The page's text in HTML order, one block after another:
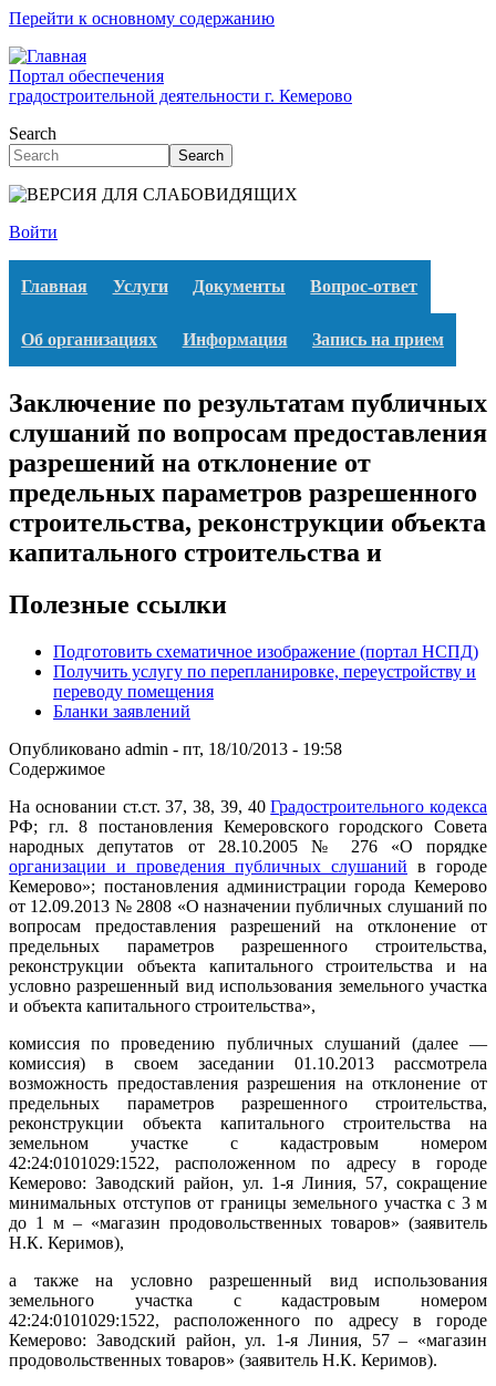
Перейти к основному содержанию
Портал обеспечения
градостроительной деятельности г. Кемерово
Search
Search
Войти
Главная Услуги Документы Вопрос-ответ
Об организациях Информация Запись на прием
Заключение по результатам публичных
слушаний по вопросам предоставления
разрешений на отклонение от
предельных параметров разрешенного
строительства, реконструкции объекта
капитального строительства и
Полезные ссылки
Подготовить схематичное изображение (портал НСПД)
Получить услугу по перепланировке, переустройству и
переводу помещения
Бланки заявлений
Опубликовано admin - пт, 18/10/2013 - 19:58
Содержимое
На основании ст.ст. 37, 38, 39, 40Градостроительного кодекса
РФ; гл. 8 постановления Кемеровского городского Совета
народных депутатов от 28.10.2005 № 276 «О порядке
организации и проведения публичных слушаний в городе
Кемерово»; постановления администрации города Кемерово
от 12.09.2013 № 2808 «О назначении публичных слушаний по
вопросам предоставления разрешений на отклонение от
предельных параметров разрешенного строительства,
реконструкции объекта капитального строительства и на
условно разрешенный вид использования земельного участка
и объекта капитального строительства»,
комиссия по проведению публичных слушаний (далее —
комиссия) в своем заседании 01.10.2013 рассмотрела
возможность предоставления разрешения на отклонение от
предельных параметров разрешенного строительства,
реконструкции объекта капитального строительства на
земельном участке с кадастровым номером
42:24:0101029:1522, расположенном по адресу в городе
Кемерово: Заводский район, ул. 1-я Линия, 57, сокращение
минимальных отступов от границы земельного участка с 3 м
до 1 м – «магазин продовольственных товаров» (заявитель
Н.К. Керимов),
а также на условно разрешенный вид использования
земельного участка с кадастровым номером
42:24:0101029:1522, расположенного по адресу в городе
Кемерово: Заводский район, ул. 1-я Линия, 57 – «магазин
продовольственных товаров» (заявитель Н.К. Керимов).